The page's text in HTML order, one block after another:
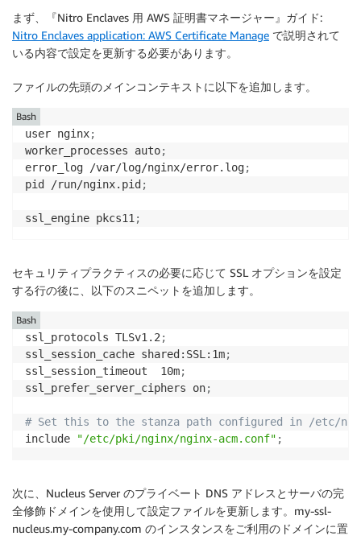
print response
response = iam_client.delete_policy_version
    VersionId
=
)
print
まず、『Nitro Enclaves 用 AWS 証明書マネージャー』ガイド:
Nitro Enclaves application: AWS Certificate Manage で説明されて
いる内容で設定を更新する必要があります。
ファイルの先頭のメインコンテキストに以下を追加します。
user nginx;
worker_processes auto;
error_log /var/log/nginx/error.log;
pid /run/nginx.pid ;
ssl_engine pkcs11 ;
Bash
セキュリティプラクティスの必要に応じて SSL オプションを設定
する行の後に、以下のスニペットを追加します。
ssl_protocols TLSv1.2 ;
ssl_session_cache shared:SSL:1m;
ssl_session_timeout  10m;
ssl_prefer_server_ciphers on;
# Set this to the stanza path configured in /etc/
include
"/etc/pki/nginx/nginx-acm.conf" ;
Bash
次に、Nucleus Server のプライベート DNS アドレスとサーバの完
全修飾ドメインを使用して設定ファイルを更新します。my-ssl-
nucleus.my-company.com のインスタンスをご利用のドメインに置